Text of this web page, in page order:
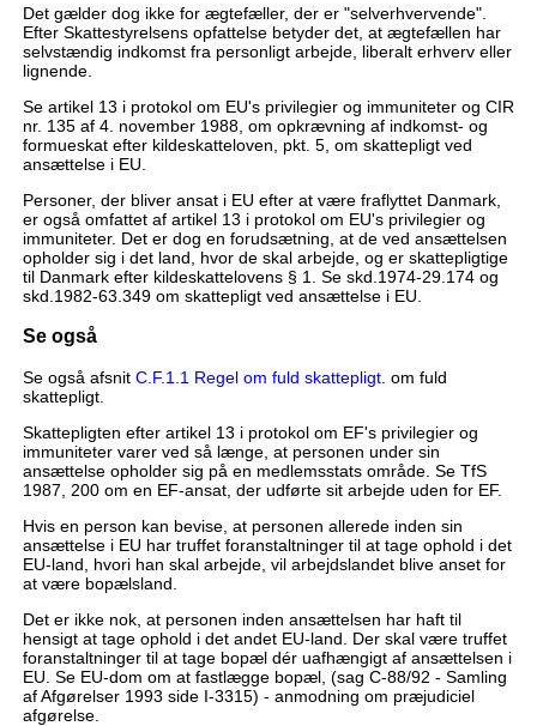
Det gælder dog ikke for ægtefæller, der er "selverhvervende".
Efter Skattestyrelsens opfattelse betyder det, at ægtefællen har
selvstændig indkomst fra personligt arbejde, liberalt erhverv eller
lignende.
Se artikel 13 i protokol om EU's privilegier og immuniteter og CIR
nr. 135 af 4. november 1988, om opkrævning af indkomst- og
formueskat efter kildeskatteloven, pkt. 5, om skattepligt ved
ansættelse i EU.
Personer, der bliver ansat i EU efter at være fraflyttet Danmark,
er også omfattet af artikel 13 i protokol om EU's privilegier og
immuniteter. Det er dog en forudsætning, at de ved ansættelsen
opholder sig i det land, hvor de skal arbejde, og er skattepligtige
til Danmark efter kildeskattelovens § 1. Se skd.1974-29.174 og
skd.1982-63.349 om skattepligt ved ansættelse i EU.
Se også
Se også afsnit C.F.1.1 Regel om fuld skattepligt. om fuld
skattepligt.
Skattepligten efter artikel 13 i protokol om EF's privilegier og
immuniteter varer ved så længe, at personen under sin
ansættelse opholder sig på en medlemsstats område. Se TfS
1987, 200 om en EF-ansat, der udførte sit arbejde uden for EF.
Hvis en person kan bevise, at personen allerede inden sin
ansættelse i EU har truffet foranstaltninger til at tage ophold i det
EU-land, hvori han skal arbejde, vil arbejdslandet blive anset for
at være bopælsland.
Det er ikke nok, at personen inden ansættelsen har haft til
hensigt at tage ophold i det andet EU-land. Der skal være truffet
foranstaltninger til at tage bopæl dér uafhængigt af ansættelsen i
EU. Se EU-dom om at fastlægge bopæl, (sag C-88/92 - Samling
af Afgørelser 1993 side I-3315) - anmodning om præjudiciel
afgørelse.